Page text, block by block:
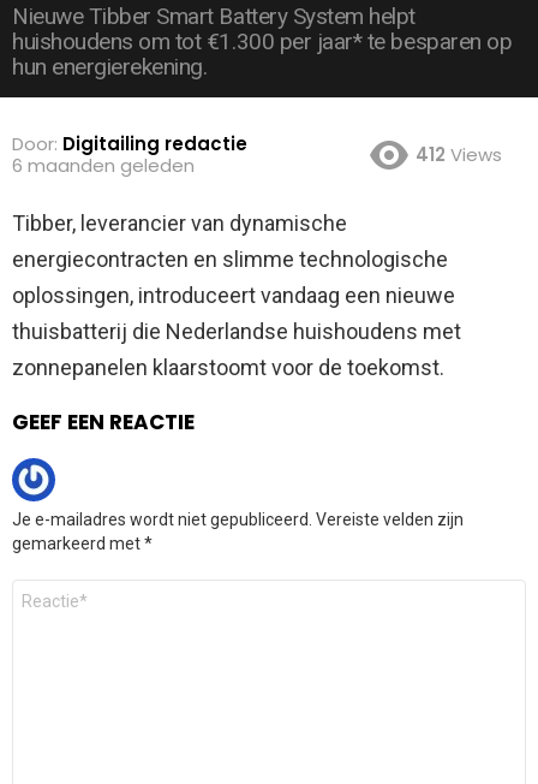
Nieuwe Tibber Smart Battery System helpt
huishoudens om tot €1.300 per jaar* te besparen op
hun energierekening.
Door: Digitailing redactie
6 maanden geleden
412 Views
Tibber, leverancier van dynamische
energiecontracten en slimme technologische
oplossingen, introduceert vandaag een nieuwe
thuisbatterij die Nederlandse huishoudens met
zonnepanelen klaarstoomt voor de toekomst.
GEEF EEN REACTIE
Je e-mailadres wordt niet gepubliceerd. Vereiste velden zijn
gemarkeerd met*
Reactie